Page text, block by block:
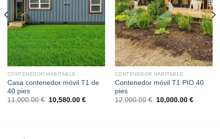
CONTENEDOR HABITABLE
Casa contenedor móvil T1 de
40 pies
11,000.00€
El
10,580.00 €El
CONTENEDOR HABITABLE
Contenedor móvil T1 PIO 40
pies
12,000.00€
El
10,000.00 €El